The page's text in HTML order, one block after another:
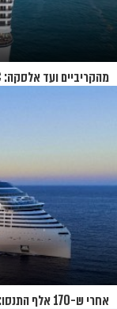
מהקריביים ועד אלסקה: MSC מציעה הפלגות החל מ-673 דולר